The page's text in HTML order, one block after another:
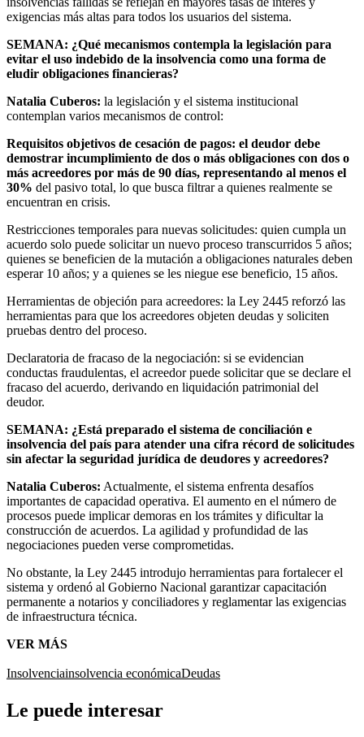
exigencias más altas para todos los usuarios del sistema.
SEMANA: ¿Qué mecanismos contempla la legislación para
evitar el uso indebido de la insolvencia como una forma de
eludir obligaciones financieras?
Natalia Cuberos: la legislación y el sistema institucional
contemplan varios mecanismos de control:
Requisitos objetivos de cesación de pagos: el deudor debe
demostrar incumplimiento de dos o más obligaciones con dos o
más acreedores por más de 90 días, representando al menos el
30% del pasivo total, lo que busca filtrar a quienes realmente se
encuentran en crisis.
Restricciones temporales para nuevas solicitudes: quien cumpla un
acuerdo solo puede solicitar un nuevo proceso transcurridos 5 años;
quienes se beneficien de la mutación a obligaciones naturales deben
esperar 10 años; y a quienes se les niegue ese beneficio, 15 años.
Herramientas de objeción para acreedores: la Ley 2445 reforzó las
herramientas para que los acreedores objeten deudas y soliciten
pruebas dentro del proceso.
Declaratoria de fracaso de la negociación: si se evidencian
conductas fraudulentas, el acreedor puede solicitar que se declare el
fracaso del acuerdo, derivando en liquidación patrimonial del
deudor.
SEMANA: ¿Está preparado el sistema de conciliación e
insolvencia del país para atender una cifra récord de solicitudes
sin afectar la seguridad jurídica de deudores y acreedores?
Natalia Cuberos: Actualmente, el sistema enfrenta desafíos
importantes de capacidad operativa. El aumento en el número de
procesos puede implicar demoras en los trámites y dificultar la
construcción de acuerdos. La agilidad y profundidad de las
negociaciones pueden verse comprometidas.
No obstante, la Ley 2445 introdujo herramientas para fortalecer el
sistema y ordenó al Gobierno Nacional garantizar capacitación
permanente a notarios y conciliadores y reglamentar las exigencias
de infraestructura técnica.
VER MÁS
Insolvenciainsolvencia económicaDeudas
Le puede interesar